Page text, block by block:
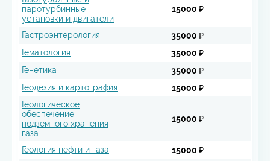
паротурбинные
установки и двигатели
15000 ₽
Гастроэнтерология
35000 ₽
Гематология
35000 ₽
Генетика
35000 ₽
Геодезия и картография
15000 ₽
Геологическое
обеспечение
подземного хранения
газа
15000 ₽
Геология нефти и газа
15000 ₽